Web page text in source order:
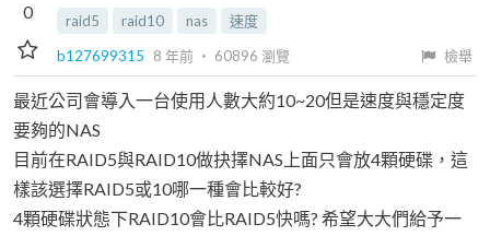
raid5 raid10 nas
速度
b127699315
8 年前 ‧ 60896 瀏覽 檢舉
0
最近公司會導入一台使用人數大約10~20但是速度與穩定度
要夠的NAS
目前在RAID5與RAID10做抉擇NAS上面只會放4顆硬碟，這
樣該選擇RAID5或10哪一種會比較好?
4顆硬碟狀態下RAID10會比RAID5快嗎? 希望大大們給予一